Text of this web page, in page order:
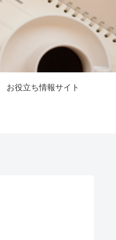
お役立ち情報サイト